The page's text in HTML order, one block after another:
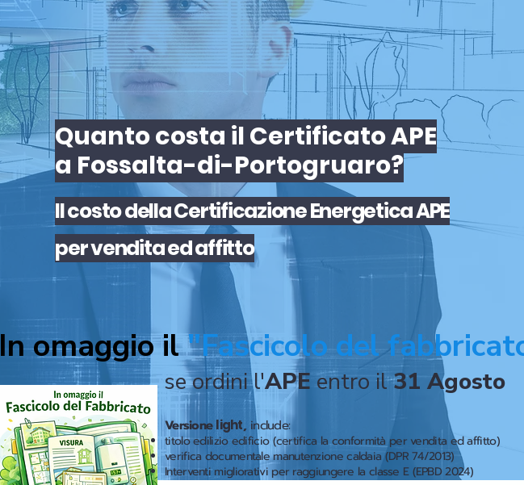
Quanto costa il Certificato APE
a Fossalta-di-Portogruaro?
IlcostodellaCertificazione Energetica APE
pervenditaedaffitto
In omaggio il"Fascicolo del
se ordini l'APE entro il31 Agosto
Versionelight,include:
titolo edilizio edificio (certifica la conformità per vendita ed affitto)
verifica documentale manutenzione caldaia (DPR 74/2013)
Interventi migliorativi per raggiungere la classe E (EPBD 2024)